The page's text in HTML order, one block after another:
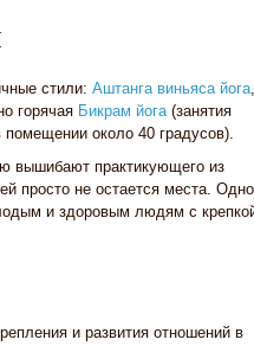
стили: Аштанга виньяса йога,
горячая Бикрам йога (занятия
помещении около 40 градусов).
вышибают практикующего из
просто не остается места. Одно
и здоровым людям с
и развития отношений в